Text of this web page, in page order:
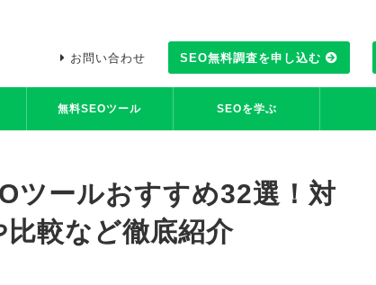
お問い合わせ SEO無料調査を申し込む
無料SEOツール SEOを学ぶ
ツールおすすめ32選！対
較など徹底紹介